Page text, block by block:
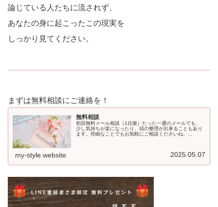
論じている人たちに流されず、
あなたの身に起こったこの現実を
しっかり見てください。
まずは無料相談にご連絡を！
無料相談
初回無料メール相談（1往復）たった一通のメールでも、
少し気持ちが楽になったり、頭の整理が出来ることもあり
ます。些細なことでもお気軽にご相談くださいね。...
my-style.website 2025.05.07